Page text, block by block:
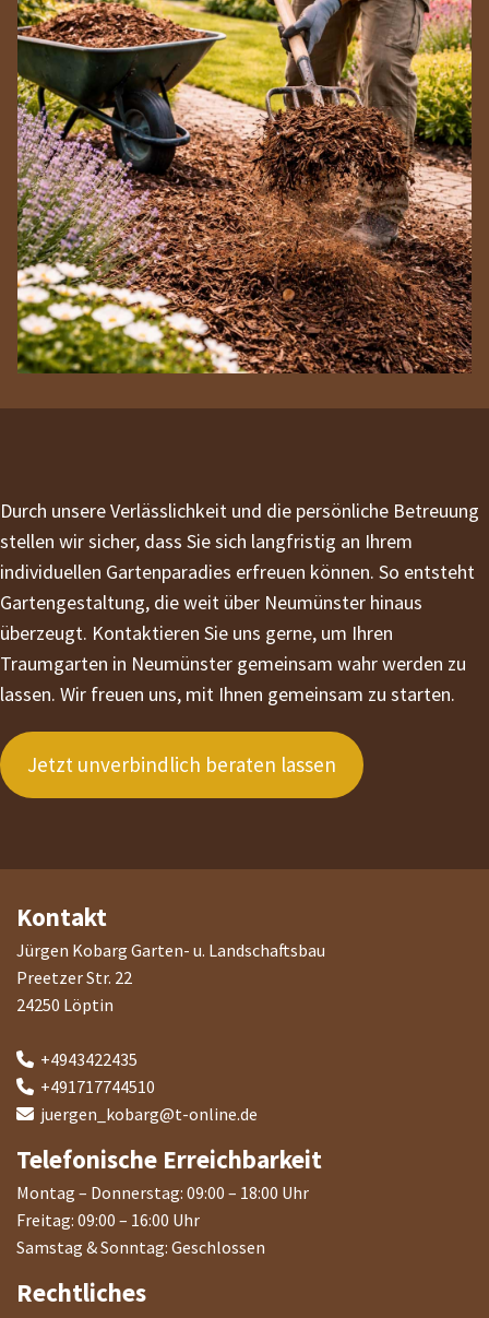
Durch unsere Verlässlichkeit und die persönliche Betreuung
stellen wir sicher, dass Sie sich langfristig an Ihrem
individuellen Gartenparadies erfreuen können. So entsteht
Gartengestaltung, die weit über Neumünster hinaus
überzeugt. Kontaktieren Sie uns gerne, um Ihren
Traumgarten in Neumünster gemeinsam wahr werden zu
lassen. Wir freuen uns, mit Ihnen gemeinsam zu starten.
Jetzt unverbindlich beraten lassen
Kontakt
Jürgen Kobarg Garten- u. Landschaftsbau
Preetzer Str. 22
24250 Löptin
 +4943422435
 +491717744510
 juergen_kobarg@t-online.de
Telefonische Erreichbarkeit
Montag – Donnerstag: 09:00 – 18:00 Uhr
Freitag: 09:00 – 16:00 Uhr
Samstag & Sonntag: Geschlossen
Rechtliches